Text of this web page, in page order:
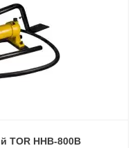
TOR HHB-800B